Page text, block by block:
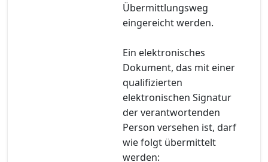
Übermittlungsweg
eingereicht werden.
Ein elektronisches
Dokument, das mit einer
qualifizierten
elektronischen Signatur
der verantwortenden
Person versehen ist, darf
wie folgt übermittelt
werden: